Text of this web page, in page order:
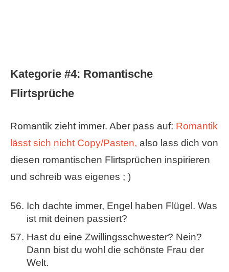
Kategorie #4: Romantische
Flirtsprüche
Romantik zieht immer. Aber pass auf: Romantik
lässt sich nicht Copy/Pasten, also lass dich von
diesen romantischen Flirtsprüchen inspirieren
und schreib was eigenes ; )
Ich dachte immer, Engel haben Flügel. Was
ist mit deinen passiert?
Hast du eine Zwillingsschwester? Nein?
Dann bist du wohl die schönste Frau der
Welt.